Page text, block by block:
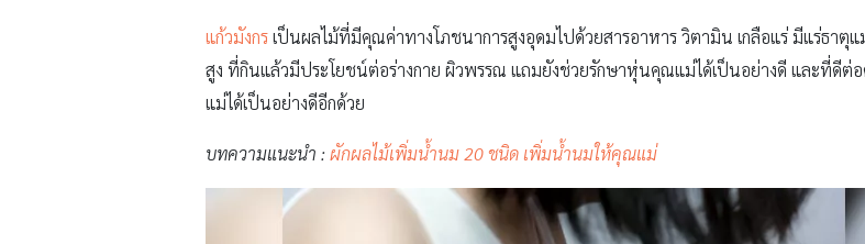
แก้วมังกรเป็นผลไม้ที่มีคุณค่าทางโภชนาการสูงอุดมไปด้วยสารอาหาร วิตามิน เกลือแร่ มีแร่ธาตุ
สูง ที่กินแล้วมีประโยชน์ต่อร่างกาย ผิวพรรณ แถมยังช่วยรักษาหุ่นคุณแม่ได้เป็นอย่างดี และที่ดี
แม่ได้เป็นอย่างดีอีกด้วย
บทความแนะนำ :ผักผลไม้เพิ่มน้ำนม 20 ชนิด เพิ่มน้ำนมให้คุณแม่